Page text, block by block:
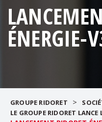
ÉNERGIE-
GROUPE RIDORET >
LE GROUPE RIDORET